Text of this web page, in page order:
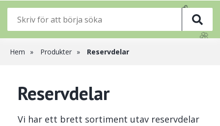
1)
🌸
🌸
Länkstig
Hem Produkter Reservdelar
Reservdelar
Vi har ett brett sortiment utav reservdelar